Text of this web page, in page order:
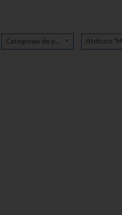
Categorias de produto